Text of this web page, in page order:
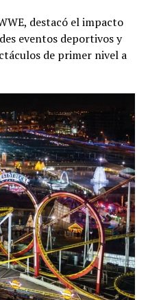
destacó el impacto
eventos deportivos y
de primer nivel a